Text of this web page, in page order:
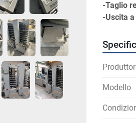
-Taglio
-Uscita
Modello